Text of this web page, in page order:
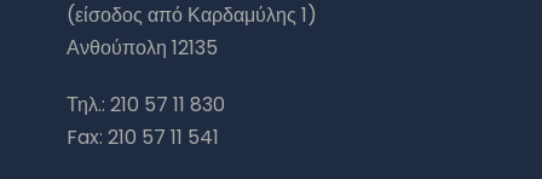
(είσοδος από Καρδαμύλης 1)
Ανθούπολη 12135
Τηλ.: 210 57 11 830
Fax: 210 57 11 541